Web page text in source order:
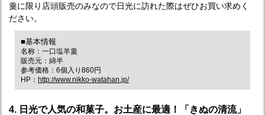
羹に限り店頭販売のみなので日光に訪れた際はぜひお買い求めく
ださい。
■基本情報
名称：一口塩羊羹
販売元：綿半
参考価格：6個入り860円
HP： http://www.nikko-watahan.jp/
4. 日光で人気の和菓子。お土産に最適！「きぬの清流」